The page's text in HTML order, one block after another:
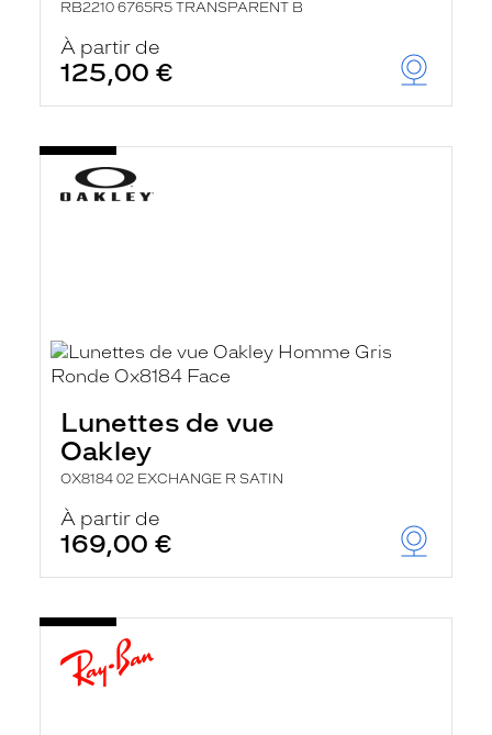
RB2210 6765R5 TRANSPARENT B
À partir de
125,00 €
Lunettes de vue
Oakley
OX8184 02 EXCHANGE R SATIN
À partir de
169,00 €